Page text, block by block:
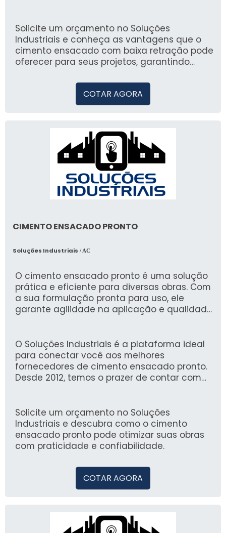
encontrar as soluções industriais que você
precisa.
Solicite um orçamento no Soluções
Industriais e conheça as vantagens que o
cimento ensacado com baixa retração pode
oferecer para seus projetos, garantindo
COTAR AGORA
CIMENTO ENSACADO PRONTO
Soluções Industriais / AC
O cimento ensacado pronto é uma solução
prática e eficiente para diversas obras. Com
a sua formulação pronta para uso, ele
garante agilidade na aplicação e qualidade
O Soluções Industriais é a plataforma ideal
para conectar você aos melhores
fornecedores de cimento ensacado pronto.
Desde 2012, temos o prazer de contar com
na busca por produtos industriais.
Solicite um orçamento no Soluções
Industriais e descubra como o cimento
ensacado pronto pode otimizar suas obras
com praticidade e confiabilidade.
COTAR AGORA